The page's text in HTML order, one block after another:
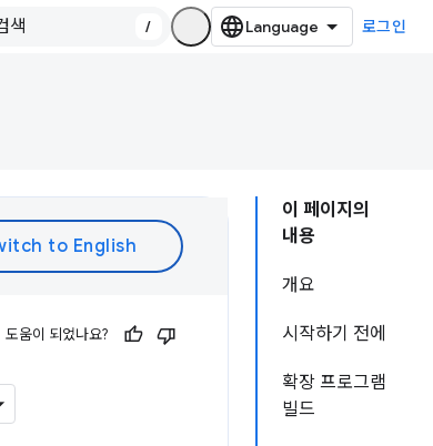
/ 로그인
이 페이지의
내용
개요
시작하기 전에
확장 프로그램
빌드
도움이 되었나요?